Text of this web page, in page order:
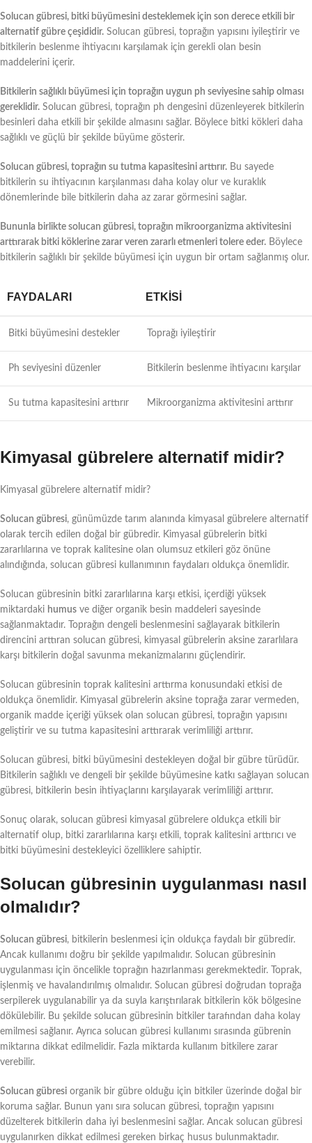
Solucan gübresi, bitki büyümesini desteklemek için son derece etkili bir
alternatif gübre çeşididir. Solucan gübresi, toprağın yapısını iyileştirir ve
bitkilerin beslenme ihtiyacını karşılamak için gerekli olan besin
maddelerini içerir.
Bitkilerin sağlıklı büyümesi için toprağın uygun ph seviyesine sahip olması
gereklidir. Solucan gübresi, toprağın ph dengesini düzenleyerek bitkilerin
besinleri daha etkili bir şekilde almasını sağlar. Böylece bitki kökleri daha
sağlıklı ve güçlü bir şekilde büyüme gösterir.
Solucan gübresi, toprağın su tutma kapasitesini arttırır. Bu sayede
bitkilerin su ihtiyacının karşılanması daha kolay olur ve kuraklık
dönemlerinde bile bitkilerin daha az zarar görmesini sağlar.
Bununla birlikte solucan gübresi, toprağın mikroorganizma aktivitesini
arttırarak bitki köklerine zarar veren zararlı etmenleri tolere eder. Böylece
bitkilerin sağlıklı bir şekilde büyümesi için uygun bir ortam sağlanmış olur.
FAYDALARI ETKISI
Bitki büyümesini destekler Toprağı iyileştirir
Ph seviyesini düzenler Bitkilerin beslenme ihtiyacını karşılar
Su tutma kapasitesini arttırır Mikroorganizma aktivitesini arttırır
Kimyasal gübrelere alternatif midir?
Kimyasal gübrelere alternatif midir?
Solucan gübresi, günümüzde tarım alanında kimyasal gübrelere alternatif
olarak tercih edilen doğal bir gübredir. Kimyasal gübrelerin bitki
zararlılarına ve toprak kalitesine olan olumsuz etkileri göz önüne
alındığında, solucan gübresi kullanımının faydaları oldukça önemlidir.
Solucan gübresinin bitki zararlılarına karşı etkisi, içerdiği yüksek
miktardaki humus ve diğer organik besin maddeleri sayesinde
sağlanmaktadır. Toprağın dengeli beslenmesini sağlayarak bitkilerin
direncini arttıran solucan gübresi, kimyasal gübrelerin aksine zararlılara
karşı bitkilerin doğal savunma mekanizmalarını güçlendirir.
Solucan gübresinin toprak kalitesini arttırma konusundaki etkisi de
oldukça önemlidir. Kimyasal gübrelerin aksine toprağa zarar vermeden,
organik madde içeriği yüksek olan solucan gübresi, toprağın yapısını
geliştirir ve su tutma kapasitesini arttırarak verimliliği arttırır.
Solucan gübresi, bitki büyümesini destekleyen doğal bir gübre türüdür.
Bitkilerin sağlıklı ve dengeli bir şekilde büyümesine katkı sağlayan solucan
gübresi, bitkilerin besin ihtiyaçlarını karşılayarak verimliliği arttırır.
Sonuç olarak, solucan gübresi kimyasal gübrelere oldukça etkili bir
alternatif olup, bitki zararlılarına karşı etkili, toprak kalitesini arttırıcı ve
bitki büyümesini destekleyici özelliklere sahiptir.
Solucan gübresinin uygulanması nasıl
olmalıdır?
Solucan gübresi, bitkilerin beslenmesi için oldukça faydalı bir gübredir.
Ancak kullanımı doğru bir şekilde yapılmalıdır. Solucan gübresinin
uygulanması için öncelikle toprağın hazırlanması gerekmektedir. Toprak,
işlenmiş ve havalandırılmış olmalıdır. Solucan gübresi doğrudan toprağa
serpilerek uygulanabilir ya da suyla karıştırılarak bitkilerin kök bölgesine
dökülebilir. Bu şekilde solucan gübresinin bitkiler tarafından daha kolay
emilmesi sağlanır. Ayrıca solucan gübresi kullanımı sırasında gübrenin
miktarına dikkat edilmelidir. Fazla miktarda kullanım bitkilere zarar
verebilir.
Solucan gübresi organik bir gübre olduğu için bitkiler üzerinde doğal bir
koruma sağlar. Bunun yanı sıra solucan gübresi, toprağın yapısını
düzelterek bitkilerin daha iyi beslenmesini sağlar. Ancak solucan gübresi
uygulanırken dikkat edilmesi gereken birkaç husus bulunmaktadır.